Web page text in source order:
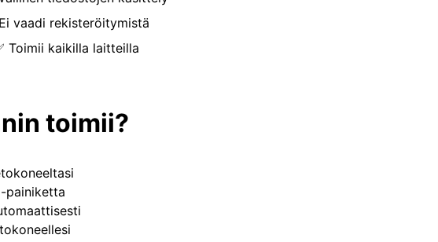
Ei vaadi rekisteröitymistä
Toimii kaikilla laitteilla
toimii?
-painiketta